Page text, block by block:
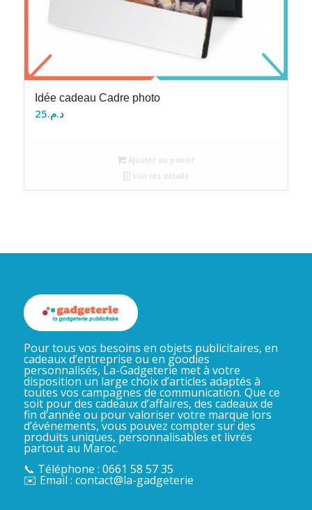
Idée cadeau Cadre photo
د.م.25
Ajouter au panier
Voir les détails
Pour tous vos besoins en objets publicitaires, en
cadeaux d’entreprise ou en goodies
personnalisés, La-Gadgeterie met à votre
disposition un large choix d’articles adaptés à
toutes vos campagnes de communication. Que ce
soit pour des cadeaux d’affaires, des cadeaux de
fin d’année ou pour valoriser votre marque lors
d’événements, vous pouvez compter sur des
produits uniques, personnalisables et livrés
partout au Maroc.
📞 Téléphone : 0661 58 57 35
✉️ Email : contact@la-gadgeterie